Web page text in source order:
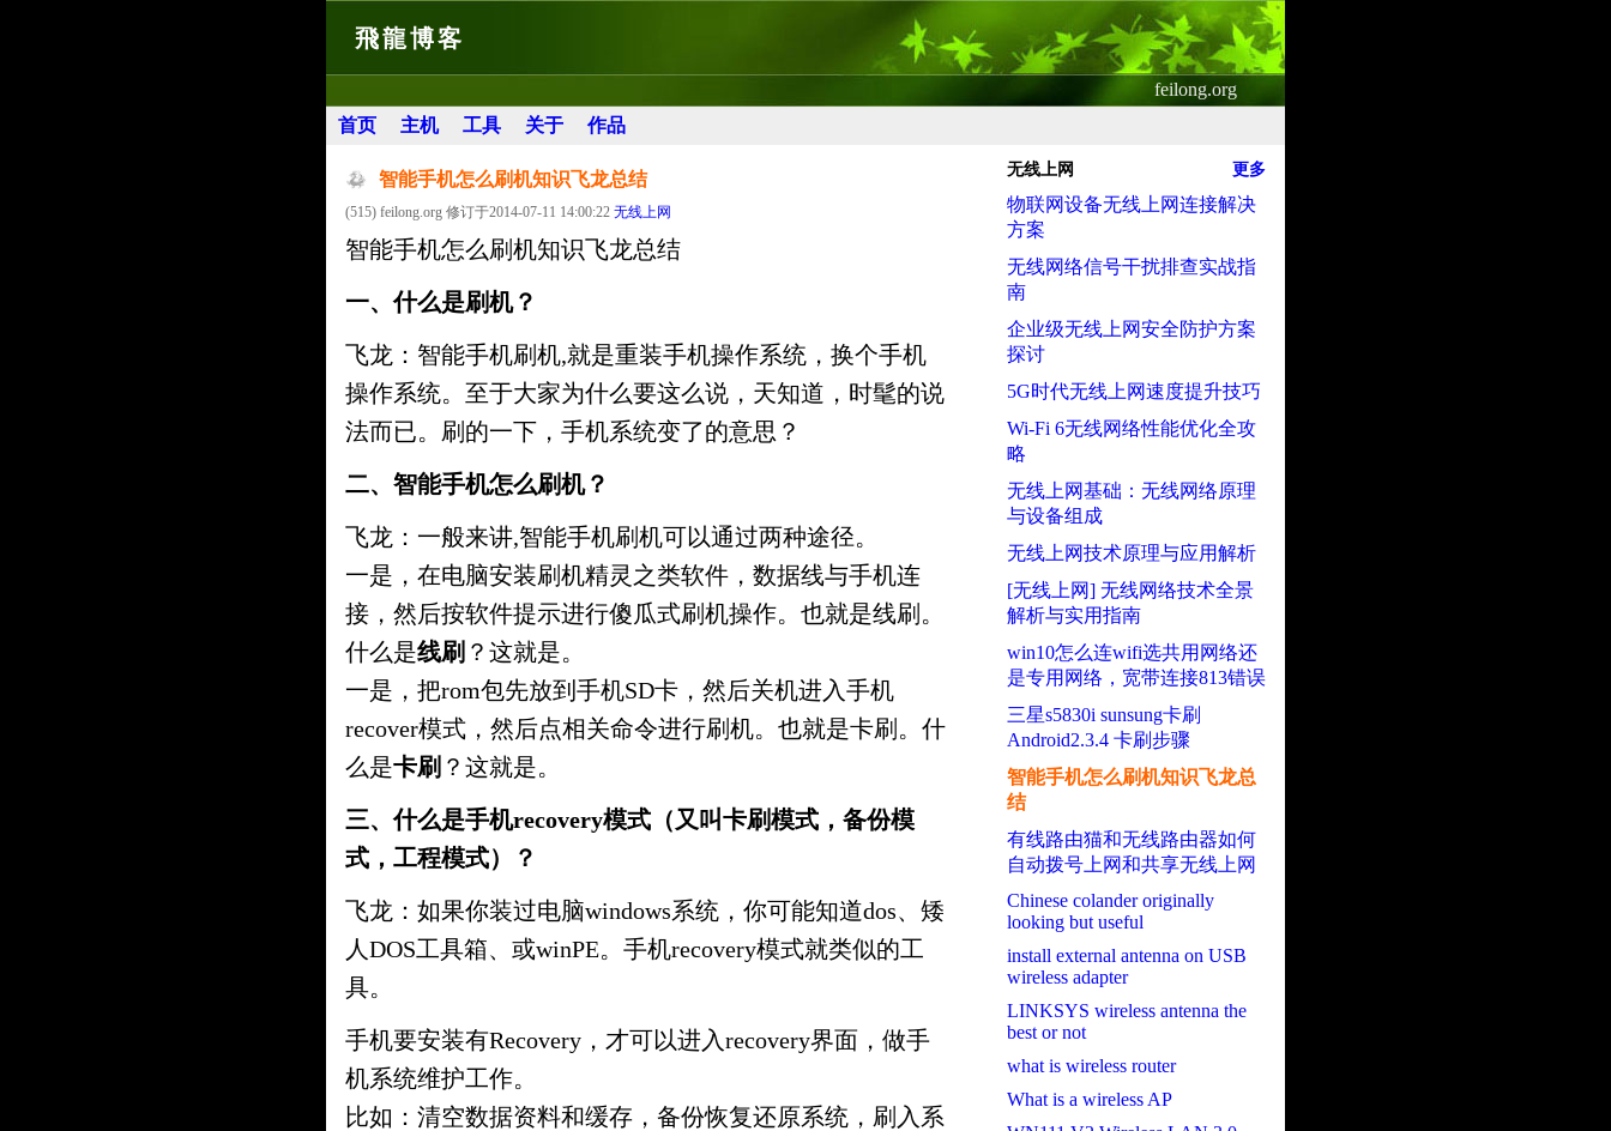
飛龍博客
feilong.org
首页
主机 工具 关于 作品
智能手机怎么刷机知识飞龙总结
(515) feilong.org 修订于2014-07-11 14:00:22 无线上网
智能手机怎么刷机知识飞龙总结
一、什么是刷机？
飞龙：智能手机刷机,就是重装手机操作系统，换个手机
操作系统。至于大家为什么要这么说，天知道，时髦的说
法而已。刷的一下，手机系统变了的意思？
二、智能手机怎么刷机？
飞龙：一般来讲,智能手机刷机可以通过两种途径。
一是，在电脑安装刷机精灵之类软件，数据线与手机连
接，然后按软件提示进行傻瓜式刷机操作。也就是线刷。
什么是线刷 ？这就是。
一是，把rom包先放到手机SD卡，然后关机进入手机
recover模式，然后点相关命令进行刷机。也就是卡刷。什
么是卡刷 ？这就是。
三、什么是手机recovery模式（又叫卡刷模式，备份模
式，工程模式）？
飞龙：如果你装过电脑windows系统，你可能知道dos、矮
人DOS工具箱、或winPE。手机recovery模式就类似的工
具。
手机要安装有Recovery，才可以进入recovery界面，做手
机系统维护工作。
比如：清空数据资料和缓存，备份恢复还原系统，刷入系
无线上网 更多
物联网设备无线上网连接解决
方案
无线网络信号干扰排查实战指
南
企业级无线上网安全防护方案
探讨
5G时代无线上网速度提升技巧
Wi-Fi 6无线网络性能优化全攻
略
无线上网基础：无线网络原理
与设备组成
无线上网技术原理与应用解析
[无线上网] 无线网络技术全景
解析与实用指南
win10怎么连wifi选共用网络还
是专用网络，宽带连接813错误
三星s5830i sunsung卡刷
Android2.3.4 卡刷步骤
智能手机怎么刷机知识飞龙总
结
有线路由猫和无线路由器如何
自动拨号上网和共享无线上网
Chinese colander originally
looking but useful
install external antenna on USB
wireless adapter
LINKSYS wireless antenna the
best or not
what is wireless router
What is a wireless AP